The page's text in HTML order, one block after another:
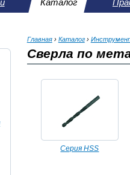
Каталог
Главная› Каталог›
Сверла по
Серия HSS